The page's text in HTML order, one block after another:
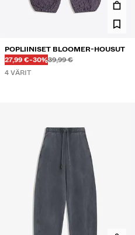
POPLIINISET BLOOMER-HOUSUT
ALENNETTU HINTA
27,99 €ALENNUS
-30%Ennen
39,99 €
Ennen
4 VÄRIT